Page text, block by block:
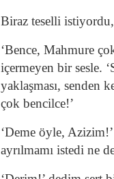
Biraz teselli
‘Bence, Mahmure
içermeyen bir sesle.
yaklaşması, senden
çok bencilce!’
‘Deme öyle,
ayrılmamı istedi ne